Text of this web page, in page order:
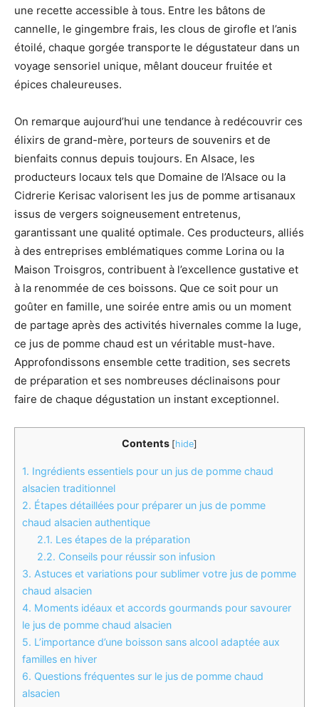
une recette accessible à tous. Entre les bâtons de
cannelle, le gingembre frais, les clous de girofle et l’anis
étoilé, chaque gorgée transporte le dégustateur dans un
voyage sensoriel unique, mêlant douceur fruitée et
épices chaleureuses.
On remarque aujourd’hui une tendance à redécouvrir ces
élixirs de grand-mère, porteurs de souvenirs et de
bienfaits connus depuis toujours. En Alsace, les
producteurs locaux tels que Domaine de l’Alsace ou la
Cidrerie Kerisac valorisent les jus de pomme artisanaux
issus de vergers soigneusement entretenus,
garantissant une qualité optimale. Ces producteurs, alliés
à des entreprises emblématiques comme Lorina ou la
Maison Troisgros, contribuent à l’excellence gustative et
à la renommée de ces boissons. Que ce soit pour un
goûter en famille, une soirée entre amis ou un moment
de partage après des activités hivernales comme la luge,
ce jus de pomme chaud est un véritable must-have.
Approfondissons ensemble cette tradition, ses secrets
de préparation et ses nombreuses déclinaisons pour
faire de chaque dégustation un instant exceptionnel.
Contents [hide]
1. Ingrédients essentiels pour un jus de pomme chaud
alsacien traditionnel
2. Étapes détaillées pour préparer un jus de pomme
chaud alsacien authentique
2.1. Les étapes de la préparation
2.2. Conseils pour réussir son infusion
3. Astuces et variations pour sublimer votre jus de pomme
chaud alsacien
4. Moments idéaux et accords gourmands pour savourer
le jus de pomme chaud alsacien
5. L’importance d’une boisson sans alcool adaptée aux
familles en hiver
6. Questions fréquentes sur le jus de pomme chaud
alsacien